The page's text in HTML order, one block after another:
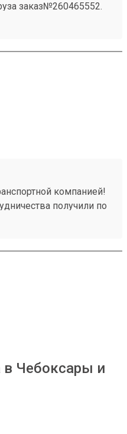
заказ№260465552.
сроки.
компанией!
получили по
услуг. Рекомендуем
в Чебоксары и